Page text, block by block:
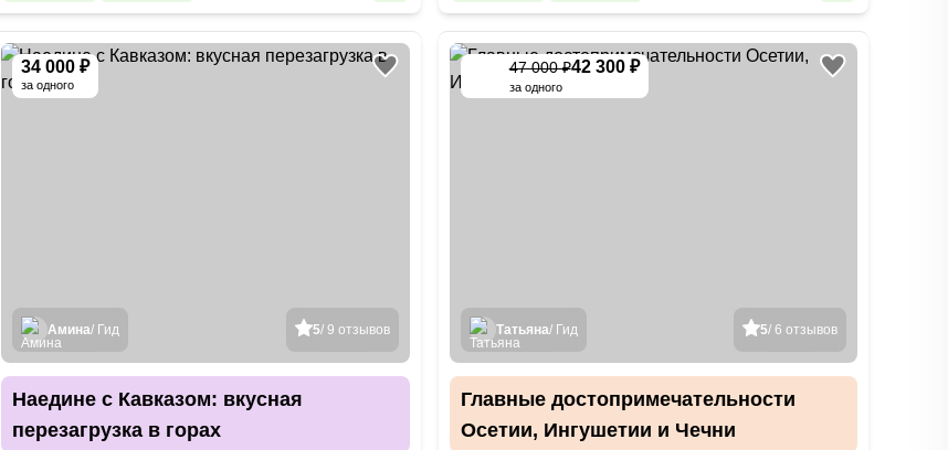
34 000 ₽
за одного
5/ 9 отзывов
Амина/ Гид
Наедине с Кавказом: вкусная
перезагрузка в горах
47 000 ₽42 300 ₽
за одного
5/ 6 отзывов
Татьяна/ Гид
Главные достопримечательности
Осетии, Ингушетии и Чечни